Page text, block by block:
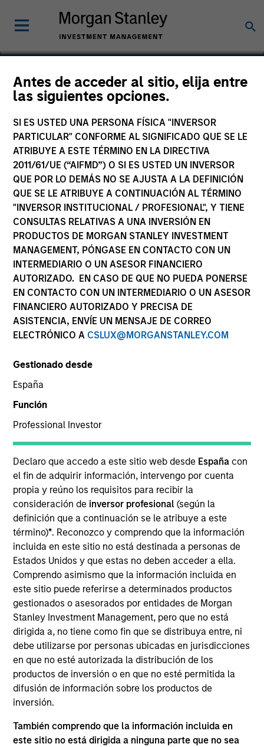
Antes de acceder al sitio, elija entre
las siguientes opciones.
SI ES USTED UNA PERSONA FÍSICA "INVERSOR
PARTICULAR" CONFORME AL SIGNIFICADO QUE SE LE
ATRIBUYE A ESTE TÉRMINO EN LA DIRECTIVA
2011/61/UE (“AIFMD”) O SI ES USTED UN INVERSOR
QUE POR LO DEMÁS NO SE AJUSTA A LA DEFINICIÓN
QUE SE LE ATRIBUYE A CONTINUACIÓN AL TÉRMINO
"INVERSOR INSTITUCIONAL / PROFESIONAL", Y TIENE
CONSULTAS RELATIVAS A UNA INVERSIÓN EN
PRODUCTOS DE MORGAN STANLEY INVESTMENT
MANAGEMENT, PÓNGASE EN CONTACTO CON UN
INTERMEDIARIO O UN ASESOR FINANCIERO
AUTORIZADO. EN CASO DE QUE NO PUEDA PONERSE
EN CONTACTO CON UN INTERMEDIARIO O UN ASESOR
FINANCIERO AUTORIZADO Y PRECISA DE
ASISTENCIA, ENVÍE UN MENSAJE DE CORREO
ELECTRÓNICO A CSLUX@MORGANSTANLEY.COM
Gestionado desde
España
Función
Professional Investor
Declaro que accedo a este sitio web desde España con
el fin de adquirir información, intervengo por cuenta
propia y reúno los requisitos para recibir la
consideración de inversor profesional(según la
definición que a continuación se le atribuye a este
término)*. Reconozco y comprendo que la información
incluida en este sitio no está destinada a personas de
Estados Unidos y que estas no deben acceder a ella.
Comprendo asimismo que la información incluida en
este sitio puede referirse a determinados productos
gestionados o asesorados por entidades de Morgan
Stanley Investment Management, pero que no está
dirigida a, no tiene como fin que se distribuya entre, ni
debe utilizarse por personas ubicadas en jurisdicciones
en que no esté autorizada la distribución de los
productos de inversión o en que no esté permitida la
difusión de información sobre los productos de
inversión.
También comprendo que la información incluida en
este sitio no está dirigida a ninguna parte que no sea
Montréal Gateway
Terminals
SECTOR
Canada
Invested on
Mar 2007
Transaction Type
Control
Realization Date
Mar 2015
Montréal Gateway Terminals is the dominant
operator at the Port of Montreal and the second-
largest container facility in Canada.
View Site
Investment Team
Morgan Stanley Infrastructure Partners